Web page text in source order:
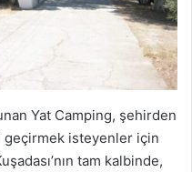
Yat Camping, şehirden
geçirmek isteyenler için
tam kalbinde,